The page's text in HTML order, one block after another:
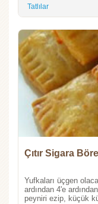
Tatlılar
Çıtır Sigara
Yufkaları üçgen
ardından 4'e
peyniri ezip, küçük